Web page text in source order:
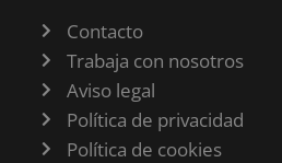
Contacto
Trabaja con nosotros
Aviso legal
Política de privacidad
Política de cookies